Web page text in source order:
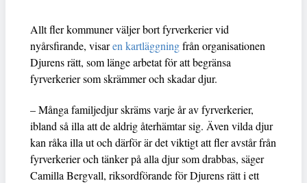
Allt fler kommuner väljer bort fyrverkerier vid
nyårsfirande, visaren kartläggningfrån organisationen
Djurens rätt, som länge arbetat för att begränsa
fyrverkerier som skrämmer och skadar djur.
– Många familjedjur skräms varje år av fyrverkerier,
ibland så illa att de aldrig återhämtar sig. Även vilda djur
kan råka illa ut och därför är det viktigt att fler avstår från
fyrverkerier och tänker på alla djur som drabbas, säger
Camilla Bergvall, riksordförande för Djurens rätt i ett